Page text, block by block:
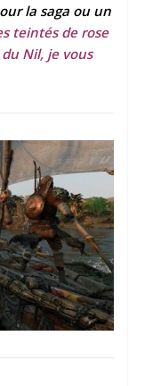
la saga ou un
teintés de rose
Nil, je vous